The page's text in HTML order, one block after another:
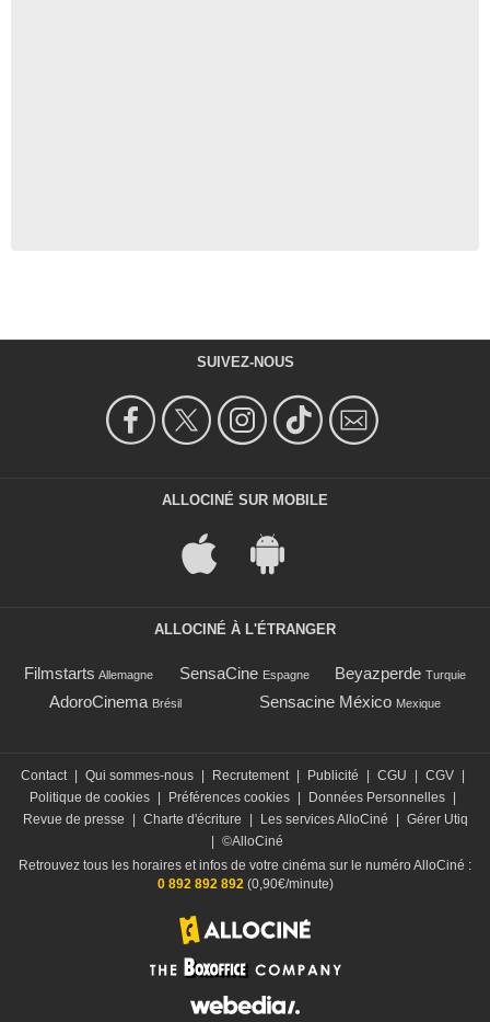
SUIVEZ-NOUS
ALLOCINÉ SUR MOBILE
ALLOCINÉ À L'ÉTRANGER
Filmstarts Allemagne SensaCine Espagne Beyazperde Turquie
AdoroCinema Brésil Sensacine México Mexique
Contact | Qui sommes-nous | Recrutement | Publicité | CGU | CGV |
Politique de cookies | Préférences cookies | Données Personnelles |
Revue de presse
| Charte d'écriture | Les services AlloCiné | Gérer Utiq
| ©AlloCiné
Retrouvez tous les horaires et infos de votre cinéma sur le numéro AlloCiné :
0 892 892 892 (0,90€/minute)